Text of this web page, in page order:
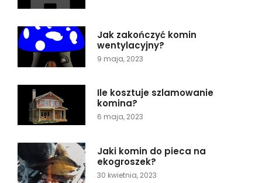
Jak zakończyć komin
wentylacyjny?
9 maja, 2023
Ile kosztuje szlamowanie
komina?
6 maja, 2023
Jaki komin do pieca na
ekogroszek?
30 kwietnia, 2023